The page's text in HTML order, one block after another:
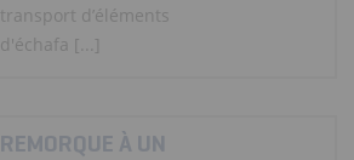
transport d’éléments
d'échafa [...]
REMORQUE À UN